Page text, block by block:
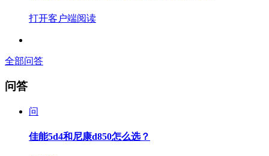
打开客户端阅读
全部问答
问答
问
佳能5d4和尼康d850怎么选？